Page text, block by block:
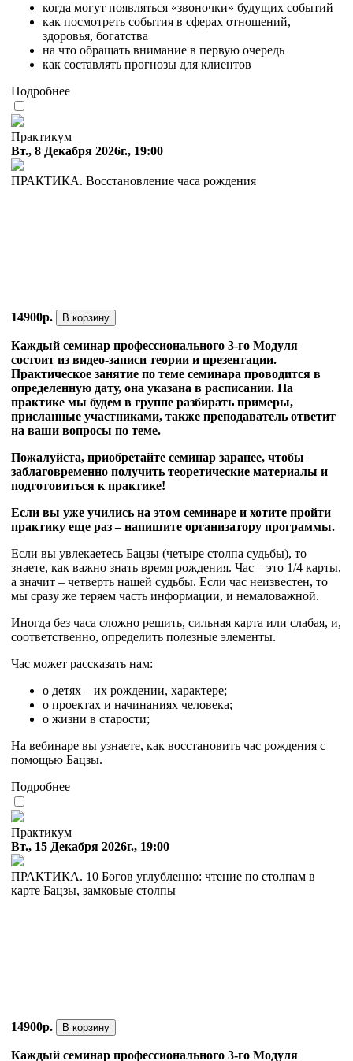
когда могут появляться «звоночки» будущих событий
как посмотреть события в сферах отношений,
здоровья, богатства
на что обращать внимание в первую очередь
как составлять прогнозы для клиентов
Подробнее
Практикум
Вт., 8 Декабря 2026г., 19:00
ПРАКТИКА. Восстановление часа рождения
14900р. В корзину
Каждый семинар профессионального 3-го Модуля
состоит из видео-записи теории и презентации.
Практическое занятие по теме семинара проводится в
определенную дату, она указана в расписании. На
практике мы будем в группе разбирать примеры,
присланные участниками, также преподаватель ответит
на ваши вопросы по теме.
Пожалуйста, приобретайте семинар заранее, чтобы
заблаговременно получить теоретические материалы и
подготовиться к практике!
Если вы уже учились на этом семинаре и хотите пройти
практику еще раз – напишите организатору программы.
Если вы увлекаетесь Бацзы (четыре столпа судьбы), то
знаете, как важно знать время рождения. Час – это 1/4 карты,
а значит – четверть нашей судьбы. Если час неизвестен, то
мы сразу же теряем часть информации, и немаловажной.
Иногда без часа сложно решить, сильная карта или слабая, и,
соответственно, определить полезные элементы.
Час может рассказать нам:
о детях – их рождении, характере;
о проектах и начинаниях человека;
о жизни в старости;
На вебинаре вы узнаете, как восстановить час рождения с
помощью Бацзы.
Подробнее
Практикум
Вт., 15 Декабря 2026г., 19:00
ПРАКТИКА. 10 Богов углубленно: чтение по столпам в
карте Бацзы, замковые столпы
14900р. В корзину
Каждый семинар профессионального 3-го Модуля